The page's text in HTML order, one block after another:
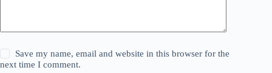
Save my name, email and website in this browser for the
next time I comment.